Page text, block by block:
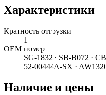
Характеристики
Кратность отгрузки
1
ОЕМ номер
SG-1832 · SB-B072 ·
52-00444A-SX ·
Наличие и цены